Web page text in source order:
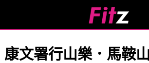
康文署行山樂．馬鞍